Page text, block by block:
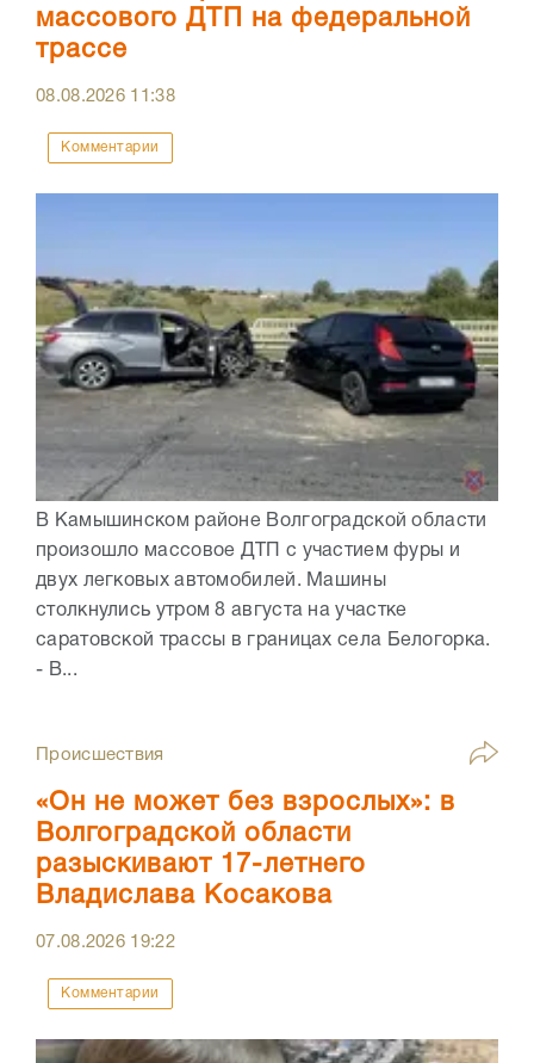
массового ДТП на федеральной
трассе
08.08.2026 11:38
Комментарии
В Камышинском районе Волгоградской области
произошло массовое ДТП с участием фуры и
двух легковых автомобилей. Машины
столкнулись утром 8 августа на участке
саратовской трассы в границах села Белогорка.
- В...
Происшествия
«Он не может без взрослых»: в
Волгоградской области
разыскивают 17-летнего
Владислава Косакова
07.08.2026 19:22
Комментарии